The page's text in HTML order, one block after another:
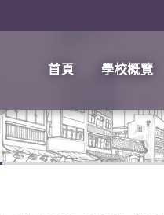
首頁 學校概覽